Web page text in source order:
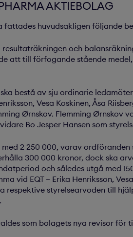
AKTIEBOLAG
fattades huvudsakligen följande
och
att till förfogande stående
bestå av sju ordinarie
Vesa Koskinen, Åsa
Ørnskov. Flemming Ørnskov
Bo Jesper Hansen som
2 250 000, varav
300 000 kronor, dock ska
och således utgå med
vid EQT – Erika Henriksson,
respektive styrelsearvoden till
som bolagets nya revisor för